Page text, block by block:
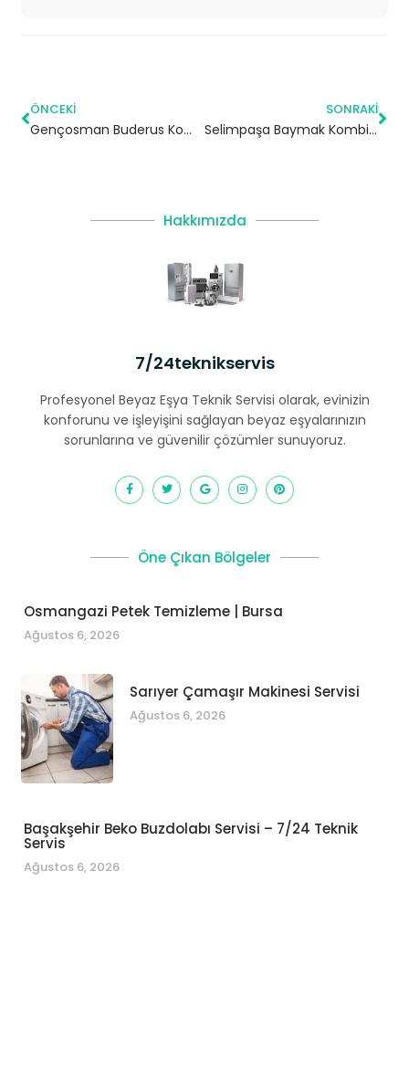
ÖNCEKI
Gençosman Buderus Kombi Servisi – Güngören Yetkili Servis
SONRAKI
Selimpaşa Baymak Kombi Servisi – Silivri Yetkili Servis
Hakkımızda
7/24teknikservis
Profesyonel Beyaz Eşya Teknik Servisi olarak, evinizin
konforunu ve işleyişini sağlayan beyaz eşyalarınızın
sorunlarına ve güvenilir çözümler sunuyoruz.
Öne Çıkan Bölgeler
Osmangazi Petek Temizleme | Bursa
Ağustos 6, 2026
Sarıyer Çamaşır Makinesi Servisi
Ağustos 6, 2026
Başakşehir Beko Buzdolabı Servisi – 7/24 Teknik
Servis
Ağustos 6, 2026